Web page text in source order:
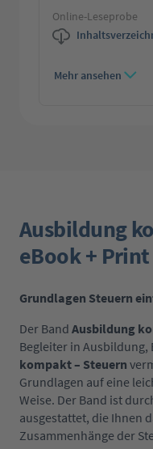
Online-Leseprobe
Mehr ansehen
Ausbildung
eBook + Print
Grundlagen Steuern
Der Band Ausbildung
Begleiter in
kompakt – Steuern
Grundlagen auf eine
Weise. Der Band ist
ausgestattet, die Ihnen
Zusammenhänge der